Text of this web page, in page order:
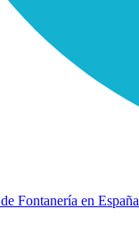
Fontanería en España